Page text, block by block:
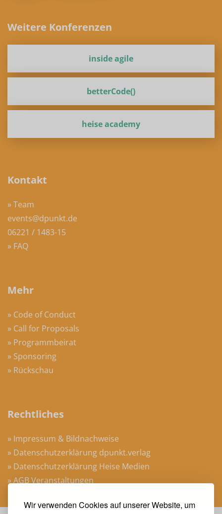
Wir verwenden Cookies auf unserer Website, um
Weitere Konferenzen
inside agile
betterCode()
heise academy
Kontakt
» Team
events@dpunkt.de
06221 / 1483-15
» FAQ
Mehr
» Code of Conduct
» Call for Proposals
» Programmbeirat
» Sponsoring
» Rückschau
Rechtliches
» Impressum & Bildnachweise
» Datenschutzerklärung dpunkt.verlag
» Datenschutzerklärung Heise Medien
» AGB Veranstaltungen